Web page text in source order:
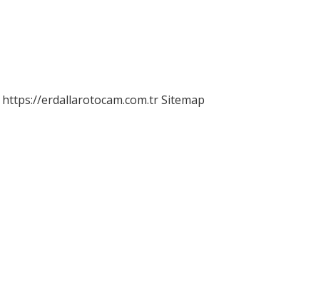
https://erdallarotocam.com.trSitemap